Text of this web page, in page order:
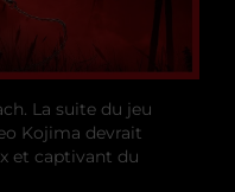
La suite du jeu
Kojima devrait
et captivant du